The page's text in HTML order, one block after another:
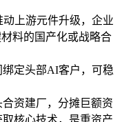
动上游元件升级，企业
料的国产化或战略合
定头部AI客户，可稳
资建厂，分摊巨额资